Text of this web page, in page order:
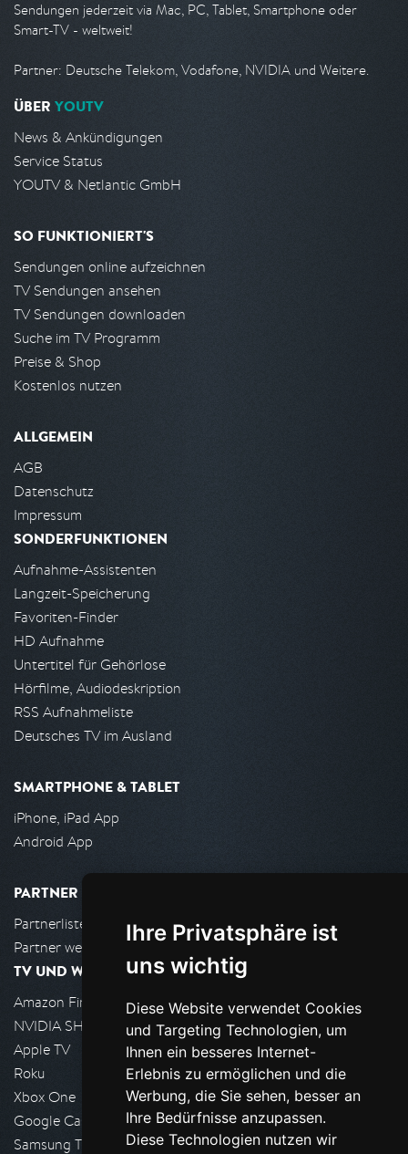
Ihre Privatsphäre ist
uns wichtig
Diese Website verwendet Cookies
und Targeting Technologien, um
Ihnen ein besseres Internet-
Erlebnis zu ermöglichen und die
Werbung, die Sie sehen, besser an
Ihre Bedürfnisse anzupassen.
Diese Technologien nutzen wir
Sendungen jederzeit via Mac, PC, Tablet, Smartphone oder
Smart-TV - weltweit!
Partner: Deutsche Telekom, Vodafone, NVIDIA und Weitere.
ÜBER YOUTV
News & Ankündigungen
Service Status
YOUTV & Netlantic GmbH
SO FUNKTIONIERT'S
Sendungen online aufzeichnen
TV Sendungen ansehen
TV Sendungen downloaden
Suche im TV Programm
Preise & Shop
Kostenlos nutzen
ALLGEMEIN
AGB
Datenschutz
Impressum
SONDERFUNKTIONEN
Aufnahme-Assistenten
Langzeit-Speicherung
Favoriten-Finder
HD Aufnahme
Untertitel für Gehörlose
Hörfilme, Audiodeskription
RSS Aufnahmeliste
Deutsches TV im Ausland
SMARTPHONE & TABLET
iPhone, iPad App
Android App
PARTNER
Partnerliste
Partner werden
TV UND WOHNZIMMER
Amazon FireTV
NVIDIA SHIELD, Google TV
Apple TV
Roku
Xbox One
Google Cast
Samsung TV